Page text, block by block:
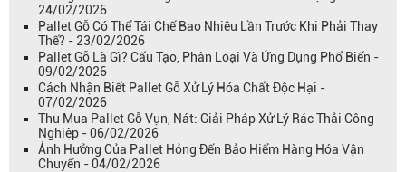
24/02/2026
Pallet Gỗ Có Thể Tái Chế Bao Nhiêu Lần Trước Khi Phải Thay
Thế? - 23/02/2026
Pallet Gỗ Là Gì? Cấu Tạo, Phân Loại Và Ứng Dụng Phổ Biến -
09/02/2026
Cách Nhận Biết Pallet Gỗ Xử Lý Hóa Chất Độc Hại -
07/02/2026
Thu Mua Pallet Gỗ Vụn, Nát: Giải Pháp Xử Lý Rác Thải Công
Nghiệp - 06/02/2026
Ảnh Hưởng Của Pallet Hỏng Đến Bảo Hiểm Hàng Hóa Vận
Chuyển - 04/02/2026